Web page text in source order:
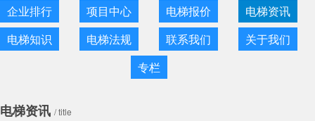
企业排行 项目中心 电梯报价
电梯资讯
电梯知识
电梯法规 联系我们
关于我们
专栏
电梯资讯 / title